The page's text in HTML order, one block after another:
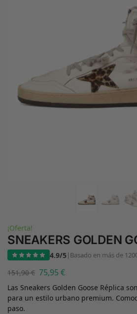
¡Oferta!
SNEAKERS GOLDEN
4.9/5| Basado en más de
151,90€ 75,95 €
Las Sneakers Golden Goose Réplica
para un estilo urbano premium.
paso.